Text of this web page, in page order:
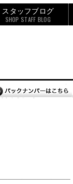
スタッフブログ
SHOP STAFF BLOG